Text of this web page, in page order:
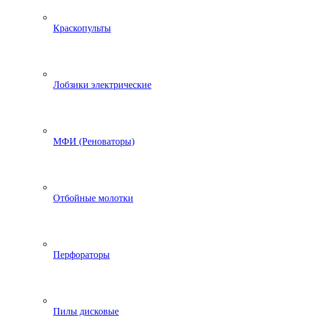
Краскопульты
Лобзики электрические
МФИ (Реноваторы)
Отбойные молотки
Перфораторы
Пилы дисковые